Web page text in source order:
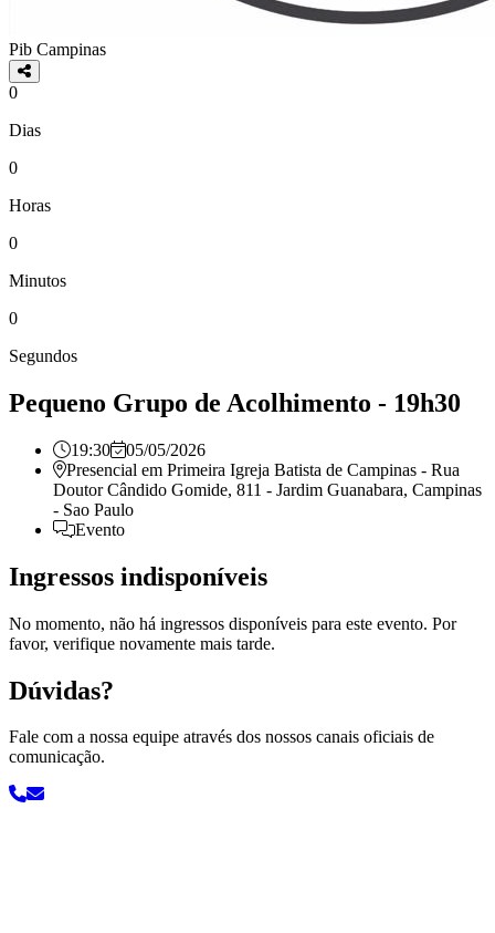
Pib Campinas
0
Dias
0
Horas
0
Minutos
0
Segundos
Pequeno Grupo de Acolhimento - 19h30
19:30
05/05/2026
Presencial em Primeira Igreja Batista de Campinas - Rua
Doutor Cândido Gomide, 811 - Jardim Guanabara, Campinas
- Sao Paulo
Evento
Ingressos indisponíveis
No momento, não há ingressos disponíveis para este evento. Por
favor, verifique novamente mais tarde.
Dúvidas?
Fale com a nossa equipe através dos nossos canais oficiais de
comunicação.